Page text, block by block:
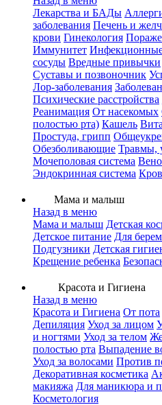
Лекарства и БАДы
заболевания Печень и
крови Гинекология
Иммунитет Инфекционные
сосуды Вредные привычки
Суставы и позвоночник
Лор-заболевания
Психические расстройства
Реанимация От насекомых
полостью рта) Кашель
Простуда, грипп
Обезболивающие Травмы,
Мочеполовая система
Эндокринная система
Мама и малыш
Назад в меню
Мама и малыш Детская
Детское питание Для
Подгузники Детская
Крещение ребенка
Красота и Гигиена
Назад в меню
Красота и Гигиена От пота
Депиляция Уход за лицом
и ногтями Уход за телом
полостью рта Выпадение
Уход за волосами Против
Декоративная косметика
макияжа Для маникюра и
Косметология